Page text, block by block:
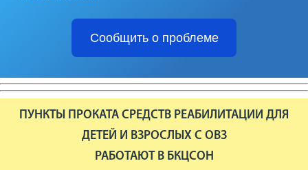
Сообщить о проблеме
ПУНКТЫ ПРОКАТА СРЕДСТВ РЕАБИЛИТАЦИИ ДЛЯ
ДЕТЕЙ И ВЗРОСЛЫХ С ОВЗ
РАБОТАЮТ В БКЦСОН